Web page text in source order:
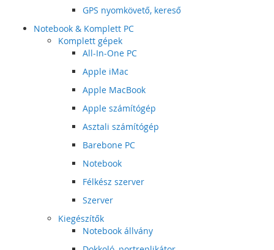
GPS nyomkövető, kereső
Notebook & Komplett PC
Komplett gépek
All-In-One PC
Apple iMac
Apple MacBook
Apple számítógép
Asztali számítógép
Barebone PC
Notebook
Félkész szerver
Szerver
Kiegészítők
Notebook állvány